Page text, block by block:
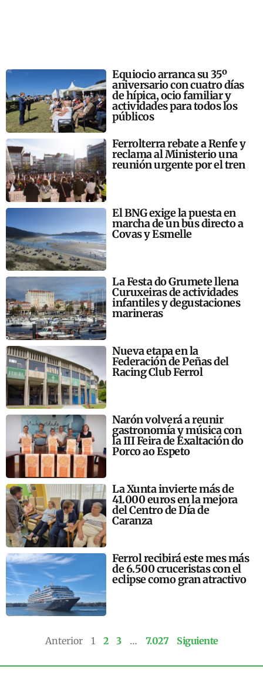
Equiocio arranca su 35º
aniversario con cuatro días
de hípica, ocio familiar y
actividades para todos los
públicos
Ferrolterra rebate a Renfe y
reclama al Ministerio una
reunión urgente por el tren
El BNG exige la puesta en
marcha de un bus directo a
Covas y Esmelle
La Festa do Grumete llena
Curuxeiras de actividades
infantiles y degustaciones
marineras
Nueva etapa en la
Federación de Peñas del
Racing Club Ferrol
Narón volverá a reunir
gastronomía y música con
la III Feira de Exaltación do
Porco ao Espeto
La Xunta invierte más de
41.000 euros en la mejora
del Centro de Día de
Caranza
Ferrol recibirá este mes más
de 6.500 cruceristas con el
eclipse como gran atractivo
Anterior 1 2 3 … 7.027 Siguiente